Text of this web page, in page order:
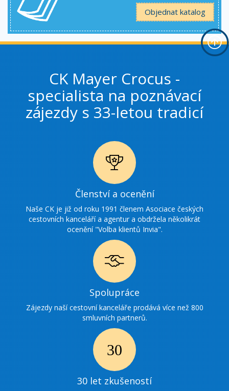
Objednat katalog
CK Mayer Crocus -
specialista na poznávací
zájezdy s 33-letou tradicí
Ikonka
ocenění
Členství a ocenění
Naše CK je již od roku 1991 členem Asociace českých
cestovních kanceláří a agentur a obdržela několikrát
ocenění "Volba klientů Invia".
Ikonka
spolupráce
Spolupráce
Zájezdy naší cestovní kanceláře prodává více než 800
smluvních partnerů.
30 Ikonka
30 let zkušeností